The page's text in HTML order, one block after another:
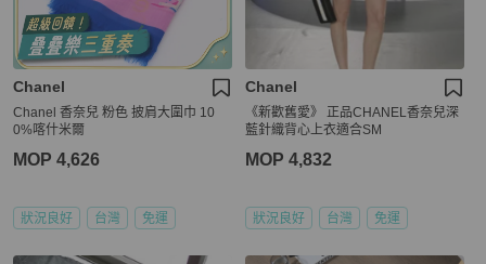
Chanel
Chanel 香奈兒 粉色 披肩大圍巾 10
0%喀什米爾
MOP 4,626
狀況良好 台灣 免運
Chanel
《新歡舊愛》 正品CHANEL香奈兒深
藍針織背心上衣適合SM
MOP 4,832
狀況良好 台灣 免運